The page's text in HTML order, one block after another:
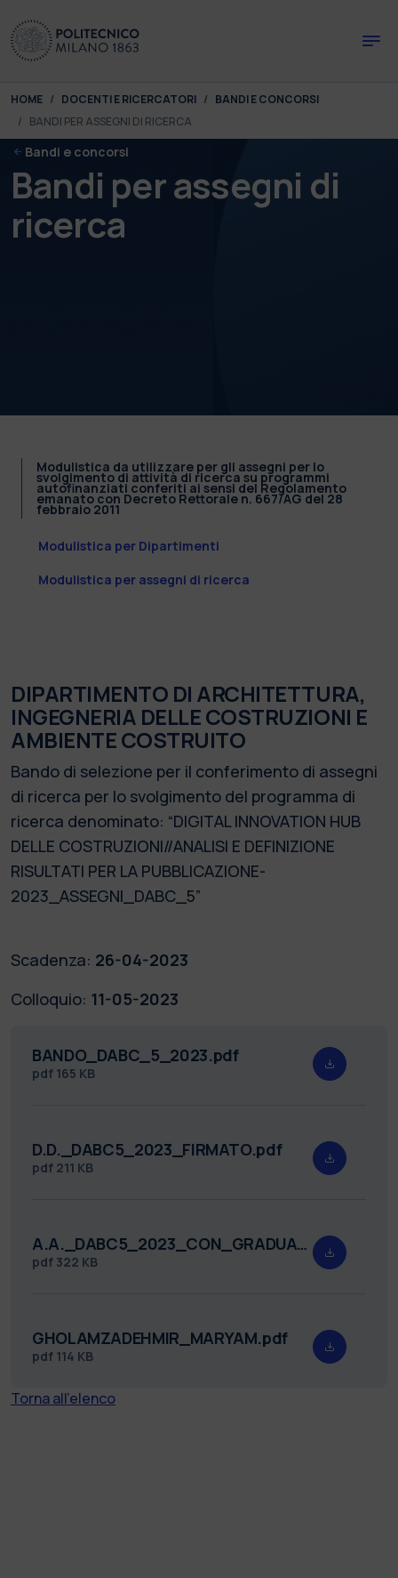
You are here:
HOME DOCENTI E RICERCATORI
BANDI E CONCORSI
BANDI PER ASSEGNI DI RICERCA
Bandi e concorsi
Bandi per assegni di
ricerca
Modulistica da utilizzare per gli assegni per lo
svolgimento di attività di ricerca su programmi
autofinanziati conferiti ai sensi del Regolamento
emanato con Decreto Rettorale n. 667/AG del 28
febbraio 2011
Modulistica per Dipartimenti
Modulistica per assegni di ricerca
DIPARTIMENTO DI ARCHITETTURA,
INGEGNERIA DELLE COSTRUZIONI E
AMBIENTE COSTRUITO
Bando di selezione per il conferimento di assegni
di ricerca per lo svolgimento del programma di
ricerca denominato: “DIGITAL INNOVATION HUB
DELLE COSTRUZIONI//ANALISI E DEFINIZIONE
RISULTATI PER LA PUBBLICAZIONE-
2023_ASSEGNI_DABC_5”
Scadenza: 26-04-2023
Colloquio: 11-05-2023
BANDO_DABC_5_2023.pdf
pdf 165 KB
D.D._DABC5_2023_FIRMATO.pdf
pdf 211 KB
A.A._DABC5_2023_CON_GRADUATORIA_FIRMATO.pdf
pdf 322 KB
GHOLAMZADEHMIR_MARYAM.pdf
pdf 114 KB
Torna all'elenco